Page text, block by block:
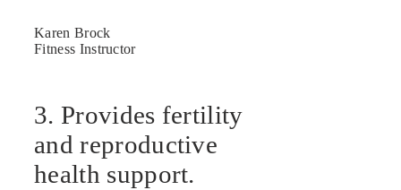
Karen Brock
Fitness Instructor
3. Provides fertility
and reproductive
health support.